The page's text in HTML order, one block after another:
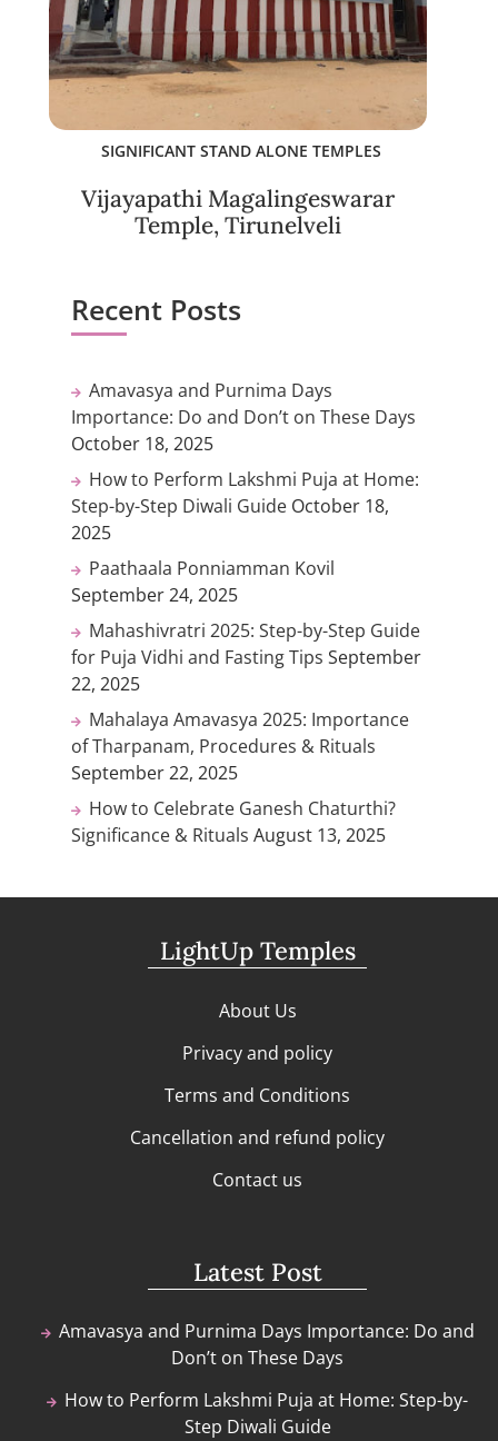
SIGNIFICANT STAND ALONE TEMPLES
Vijayapathi Magalingeswarar
Temple, Tirunelveli
Recent Posts
Amavasya and Purnima Days
Importance: Do and Don’t on These Days
October 18, 2025
How to Perform Lakshmi Puja at Home:
Step-by-Step Diwali Guide October 18,
2025
Paathaala Ponniamman Kovil
September 24, 2025
Mahashivratri 2025: Step-by-Step Guide
for Puja Vidhi and Fasting Tips September
22, 2025
Mahalaya Amavasya 2025: Importance
of Tharpanam, Procedures & Rituals
September 22, 2025
How to Celebrate Ganesh Chaturthi?
Significance & Rituals August 13, 2025
LightUp Temples
About Us
Privacy and policy
Terms and Conditions
Cancellation and refund policy
Contact us
Latest Post
Amavasya and Purnima Days Importance: Do and
Don’t on These Days
How to Perform Lakshmi Puja at Home: Step-by-
Step Diwali Guide